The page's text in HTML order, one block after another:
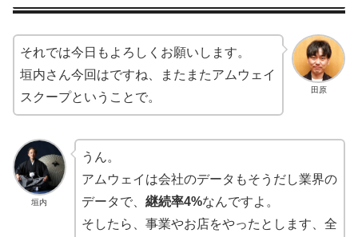
田原
それでは今日もよろしくお願いします。
垣内さん今回はですね、またまたアムウェイ
スクープということで。
垣内
うん。
アムウェイは会社のデータもそうだし業界の
データで、 継続率4%なんですよ。
そしたら、事業やお店をやったとします、全